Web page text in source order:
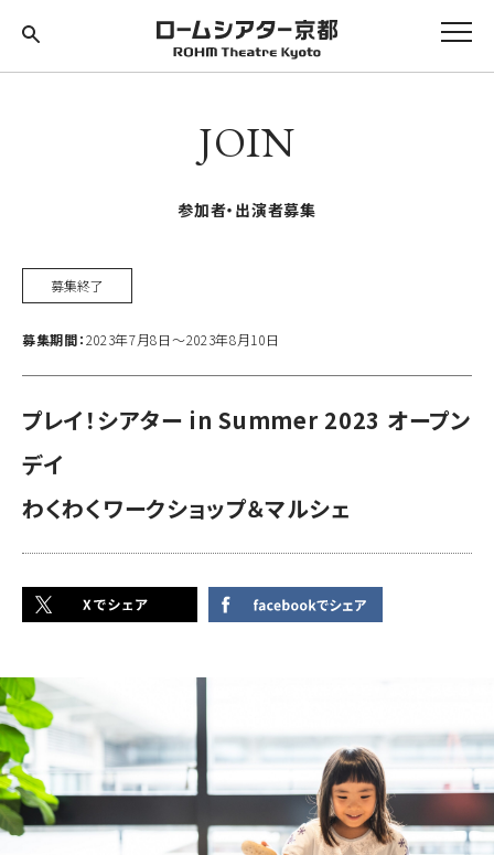
JOIN
参加者・出演者募集
募集終了
募集期間：2023年7月8日〜2023年8月10日
プレイ！シアター in Summer 2023 オープン
デイ
わくわくワークショップ＆マルシェ